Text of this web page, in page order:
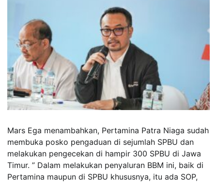
Mars Ega menambahkan, Pertamina Patra Niaga sudah
membuka posko pengaduan di sejumlah SPBU dan
melakukan pengecekan di hampir 300 SPBU di Jawa
Timur. ” Dalam melakukan penyaluran BBM ini, baik di
Pertamina maupun di SPBU khususnya, itu ada SOP,